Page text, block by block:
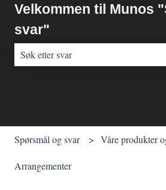
Velkommen til Munos
svar"
Spørsmål og svar Våre produkter
Arrangementer